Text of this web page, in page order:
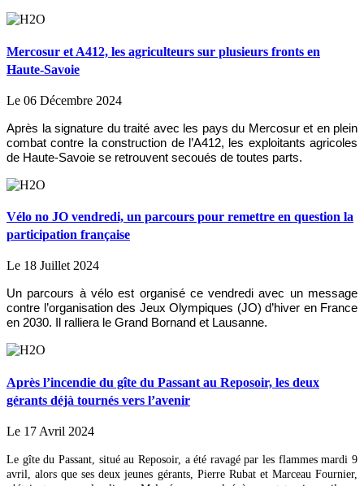
Mercosur et A412, les agriculteurs sur plusieurs fronts en
Haute-Savoie
Le 06 Décembre 2024
Après la signature du traité avec les pays du Mercosur et en plein
combat contre la construction de l’A412, les exploitants agricoles
de Haute-Savoie se retrouvent secoués de toutes parts.
Vélo no JO vendredi, un parcours pour remettre en question la
participation française
Le 18 Juillet 2024
Un parcours à vélo est organisé ce vendredi avec un message
contre l’organisation des Jeux Olympiques (JO) d’hiver en France
en 2030. Il ralliera le Grand Bornand et Lausanne.
Après l’incendie du gîte du Passant au Reposoir, les deux
gérants déjà tournés vers l’avenir
Le 17 Avril 2024
Le gîte du Passant, situé au Reposoir, a été ravagé par les flammes mardi 9
avril, alors que ses deux jeunes gérants, Pierre Rubat et Marceau Fournier,